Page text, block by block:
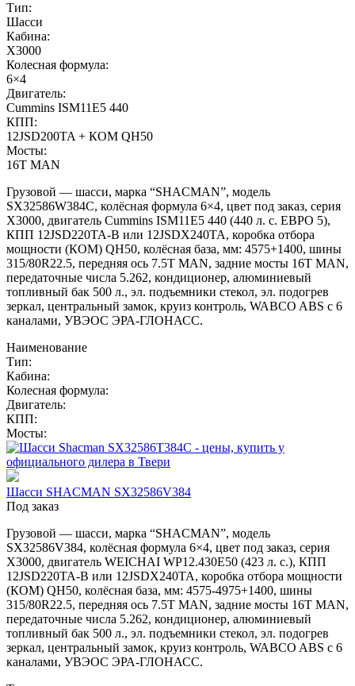
Тип:
Шасси
Кабина:
X3000
Колесная формула:
6×4
Двигатель:
Cummins ISM11E5 440
КПП:
12JSD200TA + КОМ QH50
Мосты:
16T MAN
Грузовой — шасси, марка “SHACMAN”, модель
SX32586W384C, колёсная формула 6×4, цвет под заказ, серия
X3000, двигатель Cummins ISM11E5 440 (440 л. с. ЕВРО 5),
КПП 12JSD220TA-B или 12JSDX240TA, коробка отбора
мощности (КОМ) QH50, колёсная база, мм: 4575+1400, шины
315/80R22.5, передняя ось 7.5T MAN, задние мосты 16T MAN,
передаточные числа 5.262, кондиционер, алюминиевый
топливный бак 500 л., эл. подъемники стекол, эл. подогрев
зеркал, центральный замок, круиз контроль, WABCO ABS с 6
каналами, УВЭОС ЭРА-ГЛОНАСС.
Наименование
Тип:
Кабина:
Колесная формула:
Двигатель:
КПП:
Мосты:
Шасси SHACMAN SX32586V384
Под заказ
Грузовой — шасси, марка “SHACMAN”, модель
SX32586V384, колёсная формула 6×4, цвет под заказ, серия
X3000, двигатель WEICHAI WP12.430E50 (423 л. с.), КПП
12JSD220TA-B или 12JSDX240TA, коробка отбора мощности
(КОМ) QH50, колёсная база, мм: 4575-4975+1400, шины
315/80R22.5, передняя ось 7.5T MAN, задние мосты 16T MAN,
передаточные числа 5.262, кондиционер, алюминиевый
топливный бак 500 л., эл. подъемники стекол, эл. подогрев
зеркал, центральный замок, круиз контроль, WABCO ABS с 6
каналами, УВЭОС ЭРА-ГЛОНАСС.